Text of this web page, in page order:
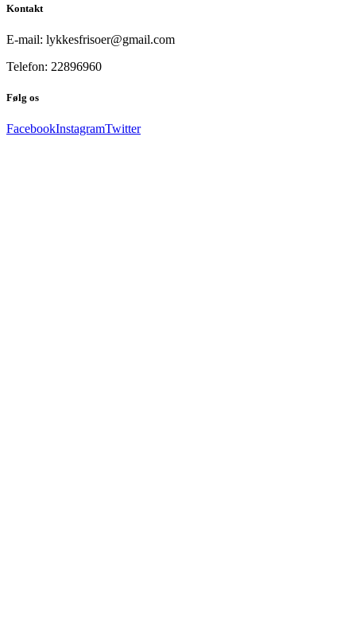
Kontakt
E-mail: lykkesfrisoer@gmail.com
Telefon: 22896960
Følg os
FacebookInstagramTwitter